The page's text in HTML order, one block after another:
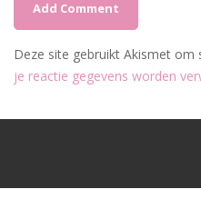
Deze site gebruikt Akismet om
je reactie gegevens worden